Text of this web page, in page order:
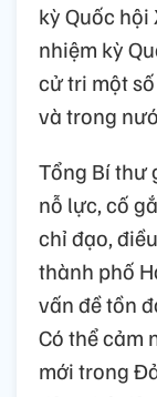
kỳ Quốc hội
nhiệm kỳ
cử tri một
và trong
Tổng Bí thư
nỗ lực, cố
chỉ đạo,
thành phố
vấn đề tồn
Có thể cảm
mới trong